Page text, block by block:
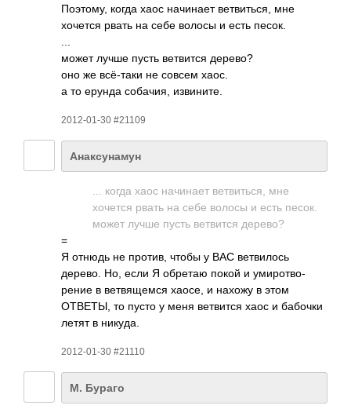
Поэт­ому, когда хаос начи­нает ветв­иться, мне
хочется рвать на себе волосы и есть песок.
...
может лучше пусть ветв­ится дерево?
оно же всё-­таки не совсем хаос.
а то ерунда соба­чия, изви­ните.
2012-01-30 #21109
Анаксунамун
... когда хаос начи­нает ветв­иться, мне
хочется рвать на себе волосы и есть песок.
может лучше пусть ветв­ится дерево?
=
Я отнюдь не против, чтобы у ВАС ветв­илось
дерево. Но, если Я обретаю покой и умир­отво­
рение в ветв­ящемся хаосе, и нахожу в этом
ОТВЕТЫ, то пусто у меня ветв­ится хаос и бабочки
летят в никуда.
2012-01-30 #21110
М. Бураго